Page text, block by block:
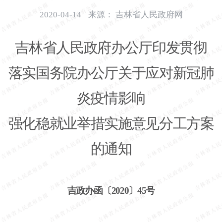
2020-04-14 来源： 吉林省人民政府网
吉林省人民政府办公厅印发贯彻
落实国务院办公厅关于应对新冠肺
炎疫情影响
强化稳就业举措实施意见分工方案
的通知
吉政办函〔2020〕45号